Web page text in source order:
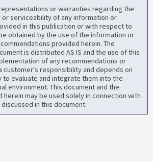
or warranties regarding the
serviceability of any information or
in this publication or with respect to
obtained by the use of the information or
provided herein. The
is distributed AS IS and the use of this
of any recommendations or
customer's responsibility and depends on
evaluate and integrate them into the
environment. This document and the
herein may be used solely in connection with
in this document.